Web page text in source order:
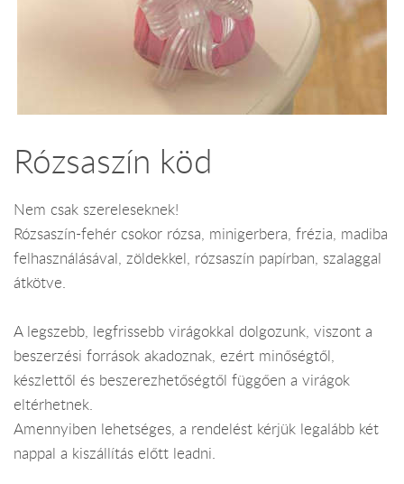
Rózsaszín köd
Nem csak szereleseknek!
Rózsaszín-fehér csokor rózsa, minigerbera, frézia, madiba
felhasználásával, zöldekkel, rózsaszín papírban, szalaggal
átkötve.
A legszebb, legfrissebb virágokkal dolgozunk, viszont a
beszerzési források akadoznak, ezért minőségtől,
készlettől és beszerezhetőségtől függően a virágok
eltérhetnek.
Amennyiben lehetséges, a rendelést kérjük legalább két
nappal a kiszállítás előtt leadni.